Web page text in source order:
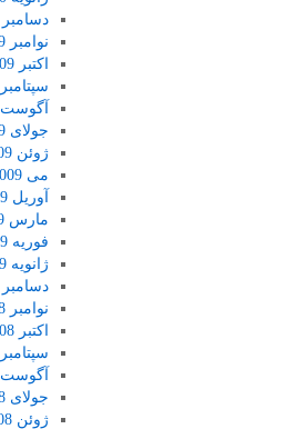
دسامبر 2009
نوامبر 2009
اکتبر 2009
سپتامبر 2009
آگوست 2009
جولای 2009
ژوئن 2009
می 2009
آوریل 2009
مارس 2009
فوریه 2009
ژانویه 2009
دسامبر 2008
نوامبر 2008
اکتبر 2008
سپتامبر 2008
آگوست 2008
جولای 2008
ژوئن 2008